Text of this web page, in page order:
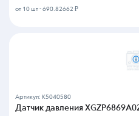
от 10 шт - 690.82662 ₽
Артикул: K5040580
Датчик давления